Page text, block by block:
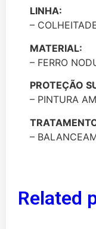
LINHA:
–
MATERIAL:
– FERRO
PROTEÇÃO
– PINTURA
–
Related